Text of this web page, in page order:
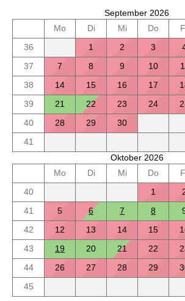
September 2026
Mo
Di Mi Do
36
1 2 3
37
7 8 9 10
38
14 15 16 17
39
21 22 23 24
40
28 29
30
41
Oktober 2026
Mo
Di Mi Do
40
1
41
5 6 7 8
42
12 13 14 15
43
19 20 21 22
44
26 27 28 29
45